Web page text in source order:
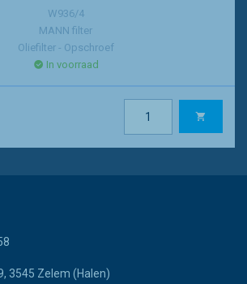
W936/4
MANN filter
Oliefilter - Opschroef
In voorraad
3545 Zelem (Halen)